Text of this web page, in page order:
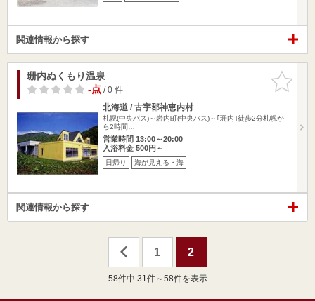
関連情報から探す
お気に入
りに追加
珊内ぬくもり温泉
-点/ 0 件
北海道 / 古宇郡神恵内村
札幌(中央バス)～岩内町(中央バス)～｢珊内｣徒歩2分札幌か
ら2時間…
営業時間 13:00～20:00
入浴料金 500円～
日帰り 海が見える・海
関連情報から探す
1 2
58件中 31件～58件を表示